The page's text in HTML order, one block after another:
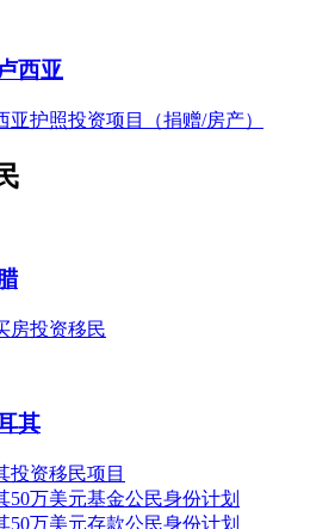
西亚
亚护照投资项目（捐赠/房产）
房投资移民
其
投资移民项目
50万美元基金公民身份计划
50万美元存款公民身份计划